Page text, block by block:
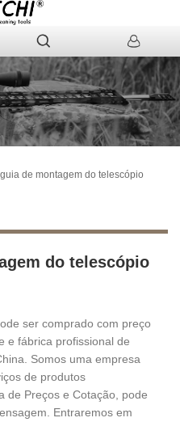
de montagem do telescópio
do telescópio
ser comprado com preço
e fábrica profissional de
Somos uma empresa
de produtos
de Preços e Cotação, pode
Entraremos em